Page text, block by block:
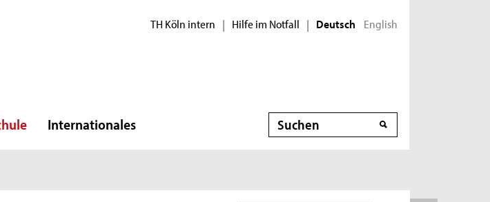
TH Köln intern | Hilfe im Notfall | Deutsch English
Internationales Suche